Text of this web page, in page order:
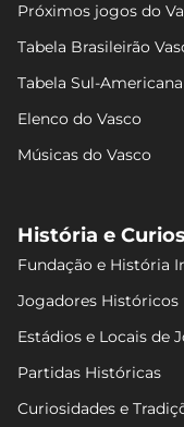
Próximos jogos do
Tabela Brasileirão
Tabela Sul-
Elenco do Vasco
Músicas do Vasco
História e
Fundação e História
Jogadores Históricos
Estádios e Locais de
Partidas Históricas
Curiosidades e